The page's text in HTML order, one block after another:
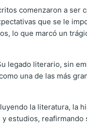
comenzaron a ser
que se le
lo que marcó un
legado literario, sin
una de las más
la literatura, la
estudios, reafirmando